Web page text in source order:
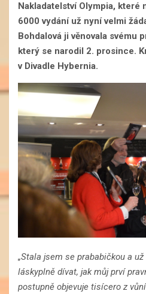
Nakladatelství Olympia, které
6000 vydání už nyní velmi
Bohdalová ji věnovala svému
který se narodil 2. prosince.
v Divadle Hybernia.
„Stala jsem se prababičkou a
láskyplně dívat, jak můj prví
postupně objevuje tisícero z